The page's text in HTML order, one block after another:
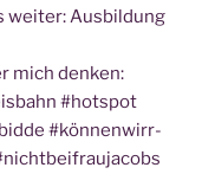
wei­ter: Aus­bil­dung
mich den­ken:
#hot­spot
#kön­nen­wirr­